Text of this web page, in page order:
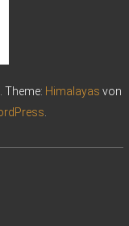
. Theme: Himalayas von